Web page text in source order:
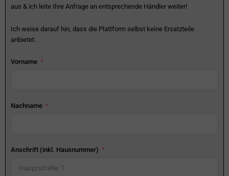
aus & ich leite Ihre Anfrage an entsprechende Händler weiter!
Ich weise darauf hin, dass die Plattform selbst keine Ersatzteile
anbietet.
Vorname
Nachname
Anschrift (inkl. Hausnummer)